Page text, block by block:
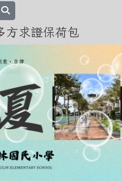
資訊網
方求證保荷包